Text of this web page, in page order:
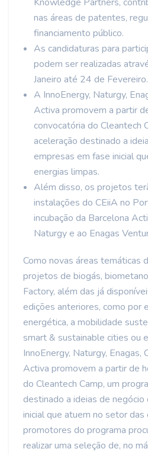
nas áreas de patentes,
financiamento público.
As candidaturas para
podem ser realizadas
Janeiro até 24 de Fevereiro.
A InnoEnergy, Naturgy,
Activa promovem a partir
convocatória do Cleantech
aceleração destinado a
empresas em fase inicial
energias limpas.
Além disso, os projetos
instalações do CEiiA no
incubação da Barcelona
Naturgy e ao Enagas
Como novas áreas temáticas
projetos de biogás,
Factory, além das já
edições anteriores, como por
energética, a mobilidade
smart & sustainable cities ou
InnoEnergy, Naturgy, Enagas,
Activa promovem a partir de
do Cleantech Camp, um
destinado a ideias de
inicial que atuem no setor das
promotores do programa
realizar uma seleção de, no